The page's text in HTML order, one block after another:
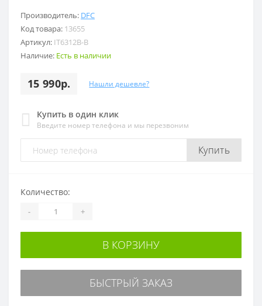
Производитель: DFC
Код товара: 13655
Артикул: IT6312B-B
Наличие: Есть в наличии
15 990р. Нашли дешевле?
Купить в один клик
Введите номер телефона и мы перезвоним
Купить
Количество:
- +
В КОРЗИНУ
БЫСТРЫЙ ЗАКАЗ